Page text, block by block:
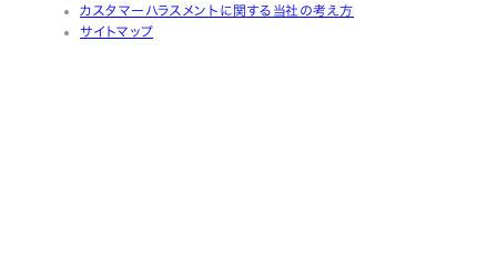
カスタマーハラスメントに関する当社の考え方
サイトマップ